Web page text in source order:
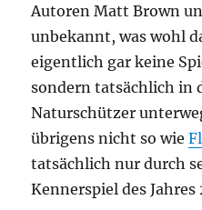
Autoren Matt Brown
unbekannt, was wohl
eigentlich gar keine
sondern tatsächlich in
Naturschützer
übrigens nicht so wie
tatsächlich nur durch
Kennerspiel des Jahres